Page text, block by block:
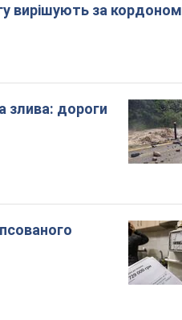
вирішують за кордоном
злива: дороги